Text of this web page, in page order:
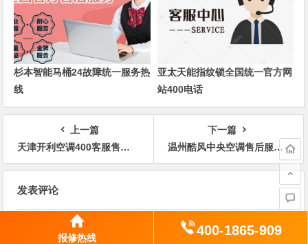
杉本智能马桶24故障统一服务热
线
亚太天能指纹锁全国统一官方网
站400电话
上一篇
天津开利空调400客服售后服务24小时热线电话
下一篇
温州酷风中央空调售后服务电话多少400人工客服号码
导
发表评论
报修热线 400-1865-909